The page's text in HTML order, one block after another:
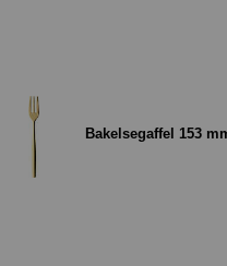
Bakelsegaffel 153